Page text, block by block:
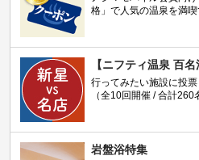
格」で人気の温泉を満喫
【ニフティ温泉 百名
行ってみたい施設に投
（全10回開催 / 合計260
岩盤浴特集